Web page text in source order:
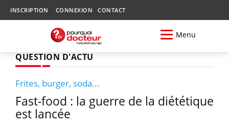
INSCRIPTION CONNEXION CONTACT
Menu
QUESTION D'ACTU
Frites, burger, soda...
Fast-food : la guerre de la diététique
est lancée